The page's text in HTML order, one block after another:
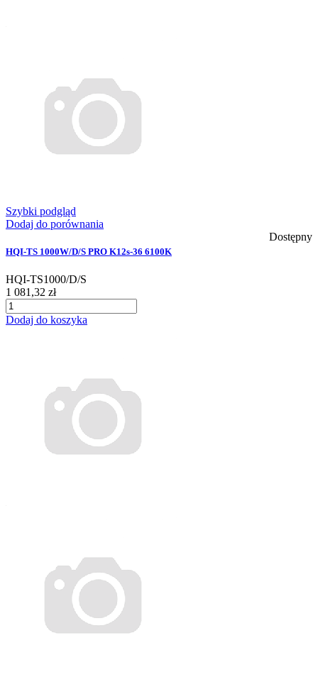
Szybki podgląd
Dodaj do porównania
Dostępny
HQI-TS 1000W/D/S PRO K12s-36 6100K
HQI-TS1000/D/S
1 081,32 zł
Dodaj do koszyka